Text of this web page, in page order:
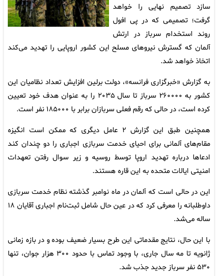
سازد تصمیم نهایی را خواهد
گرفت؛ تصمیمی که در پی افول
روند استخدام سرباز در ارتش
آلمان که گسترش نیروهای مسلح این کشور اروپایی را تهدید می‌کند
اتخاذ خواهد شد.
به گزارش «خبرگزاری فرانسه»، دولت برلین افزایش تعداد نظامیان این
کشور به ۲۶۰۰۰۰ سرباز تا سال ۲۰۳۵ را به عنوان هدف خود تعیین
کرده است، در حالی که رقم فعلی سربازان برابر با ۱۸۵۰۰۰ نفر است.
همچنین طبق این گزارش ۲ عامل دیگری که ممکن است انگیزه
مقام‌های آلمانی برای احیای خدمت سربازی اجباری را دو چندان کند
ادعاها درباره تهدید اروپا توسط روسیه و زیر سوال رفتن تعهدات
امنیتی ایالات متحده به این قاره هستند.
این در حالی است که آلمان در ماه نوامبر گذشته نظام خدمت سربازی
داوطلبانه را معرفی کرد که در عین حال شامل ثبت‌نام اجباری آقایان ۱۸
ساله می‌شد.
با این حال، نتایج مقدماتی این طرح بسیار ضعیف بوده و در بازه زمانی
ژانویه تا مه سال جاری، با وجود تماس با حدود ۳۰۰ هزار جوان، تنها
۵۳۰ نفر سرباز جدید جذب شد.